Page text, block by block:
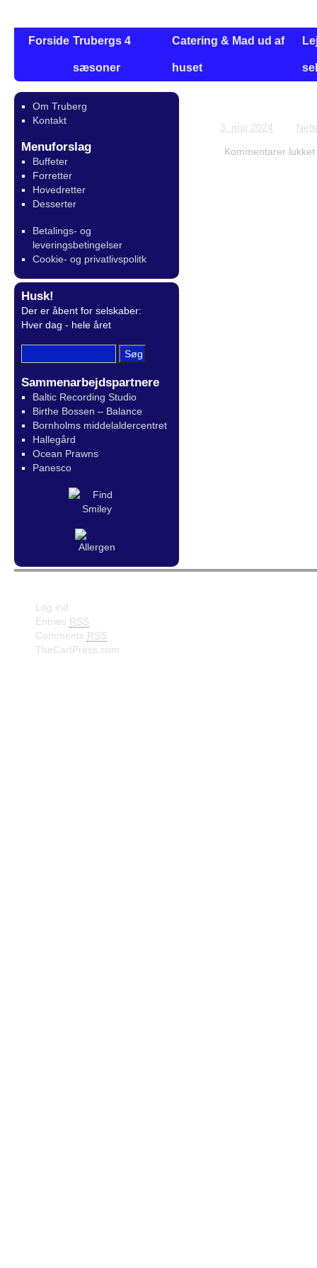
Forside Trubergs 4
sæsoner
Catering & Mad ud af
huset
3. maj 2024
Kommentarer lukket
Om Truberg
Kontakt
Menuforslag
Buffeter
Forretter
Hovedretter
Desserter
Betalings- og
leveringsbetingelser
Cookie- og privatlivspolitk
Husk!
Der er åbent for selskaber:
Hver dag - hele året
Sammenarbejdspartnere
Baltic Recording Studio
Birthe Bossen – Balance
Bornholms middelaldercentret
Hallegård
Ocean Prawns
Panesco
Log ind
Entries RSS
Comments RSS
TheCartPress.com